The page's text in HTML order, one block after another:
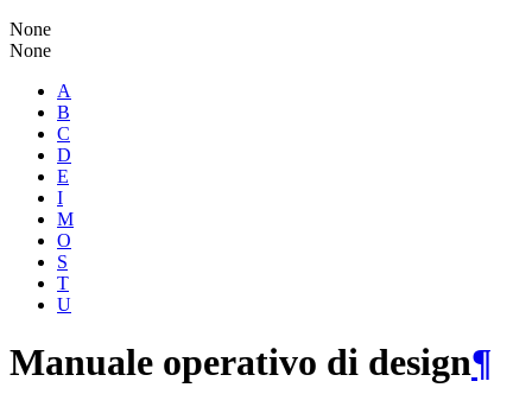
None
None
A
B
C
D
E
I
M
O
S
T
U
Manuale operativo di design¶